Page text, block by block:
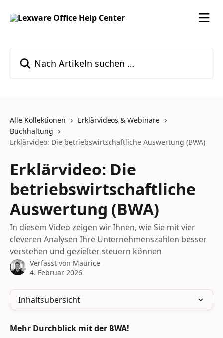
Alle Kollektionen
Erklärvideos & Webinare
Buchhaltung
Erklärvideo: Die betriebswirtschaftliche Auswertung (BWA)
Erklärvideo: Die
betriebswirtschaftliche
Auswertung (BWA)
In diesem Video zeigen wir Ihnen, wie Sie mit vier
cleveren Analysen Ihre Unternehmenszahlen besser
verstehen und gezielter steuern können
Verfasst von Maurice
4. Februar 2026
Inhaltsübersicht
Mehr Durchblick mit der BWA!